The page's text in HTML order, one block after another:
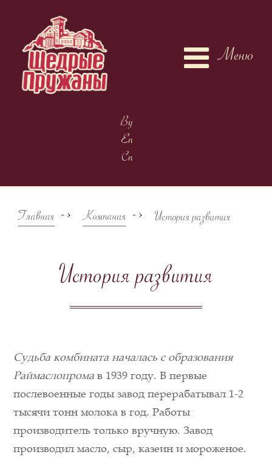
Меню
By
En
Cn
Главная -> Компания -> История развития
История развития
Судьба комбината началась с образования
Раймаслопромав 1939 году. В первые
послевоенные годы завод перерабатывал 1-2
тысячи тонн молока в год. Работы
производитель только вручную. Завод
производил масло, сыр, казеин и мороженое.